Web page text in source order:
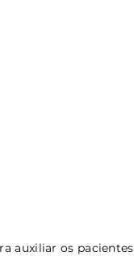
auxiliar os pacientes